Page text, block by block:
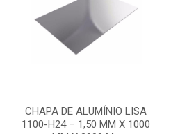
CHAPA DE ALUMÍNIO LISA
1100-H24 – 1,50 MM X 1000